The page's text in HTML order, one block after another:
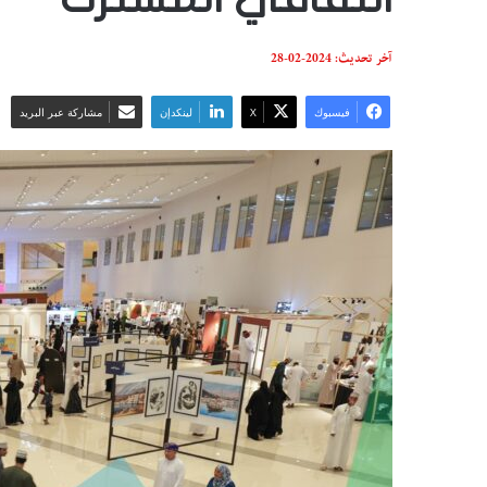
آخر تحديث: 2024-02-28
فيسبوك ‫X لينكدإن مشاركة عبر البريد